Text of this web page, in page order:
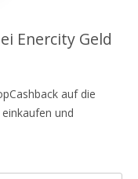
Enercity Geld
auf die
und